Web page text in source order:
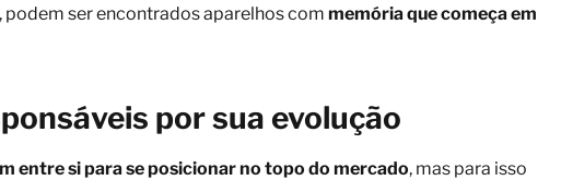
podem ser encontrados aparelhos com memória que começa em
por sua evolução
entre si para se posicionar no topo do mercado, mas para isso